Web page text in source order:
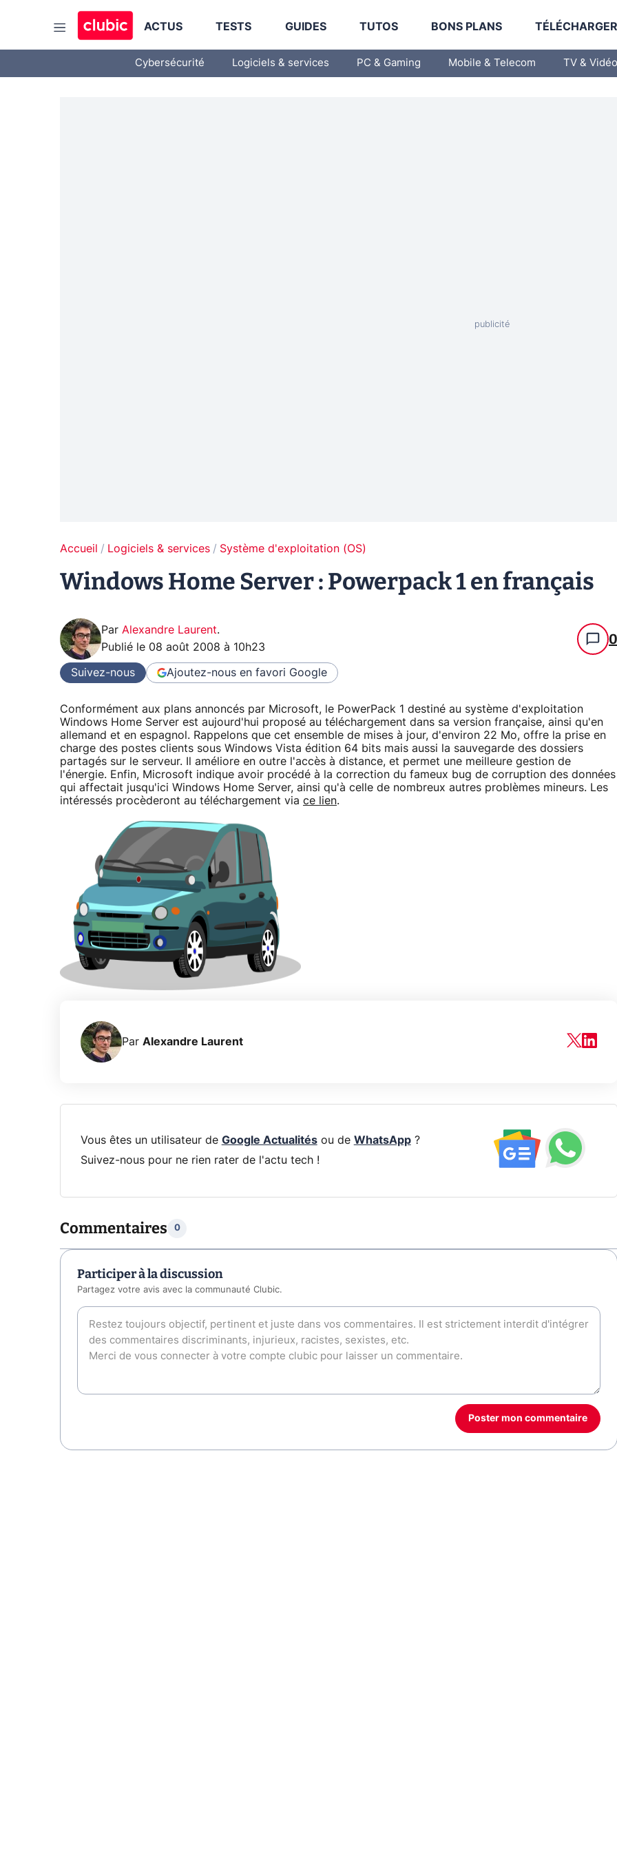
ACTUS TESTS GUIDES TUTOS BONS PLANS
Cybersécurité Logiciels & services PC & Gaming Mobile & Telecom TV & Vidéo
Accueil Logiciels & services Système d'exploitation (OS)
Windows Home Server : Powerpack 1 en français
Par Alexandre Laurent.
Publié le 08 août 2008 à 10h23 0
Suivez-nous Ajoutez-nous en favori Google
Conformément aux plans annoncés par Microsoft, le PowerPack 1 destiné au système d'exploitation
Windows Home Server est aujourd'hui proposé au téléchargement dans sa version française, ainsi qu'en
allemand et en espagnol. Rappelons que cet ensemble de mises à jour, d'environ 22 Mo, offre la prise en
charge des postes clients sous Windows Vista édition 64 bits mais aussi la sauvegarde des dossiers
partagés sur le serveur. Il améliore en outre l'accès à distance, et permet une meilleure gestion de
l'énergie. Enfin, Microsoft indique avoir procédé à la correction du fameux bug de corruption des données
qui affectait jusqu'ici Windows Home Server, ainsi qu'à celle de nombreux autres problèmes mineurs. Les
intéressés procèderont au téléchargement via ce lien.
Par Alexandre Laurent
Vous êtes un utilisateur de Google Actualitésou de WhatsApp?
Suivez-nous pour ne rien rater de l'actu tech !
Commentaires 0
Participer à la discussion
Partagez votre avis avec la communauté Clubic.
Poster mon commentaire